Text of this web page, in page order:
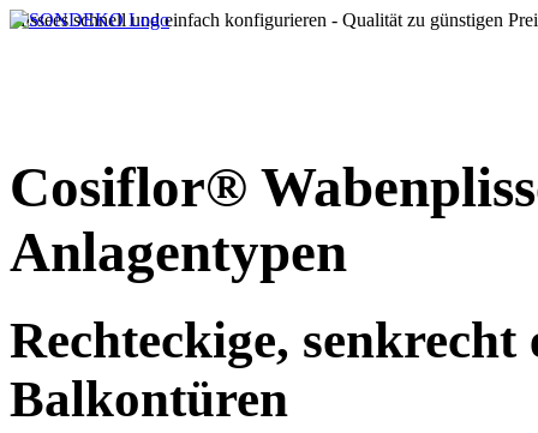
Plissees schnell und einfach konfigurieren - Qualität zu günstigen
Cosiflor®
Anlagentypen
Rechteckige, senkrecht
Balkontüren